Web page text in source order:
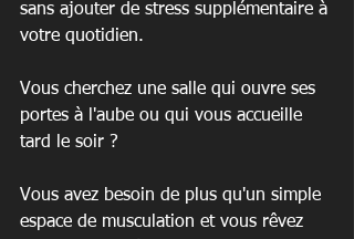
sans ajouter de stress supplémentaire à
votre quotidien.
Vous cherchez une salle qui ouvre ses
portes à l'aube ou qui vous accueille
tard le soir ?
Vous avez besoin de plus qu'un simple
espace de musculation et vous rêvez